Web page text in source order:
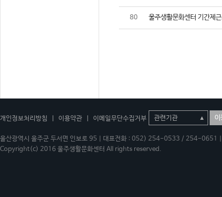
80 울주생활문화센터 기간제
개인정보처리방침 이용약관 이메일무단수집거부 이
울산광역시 울주군 두서면 인보로 95 | 대표전화 : 052) 254-0533 / 254-
Copyright(c) 2016 울주생활문화센터 All rights reserved.